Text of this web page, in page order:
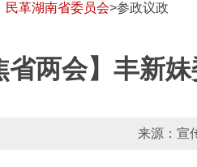
民革湖南省委员会>参政议政
省两会】丰新
来源：